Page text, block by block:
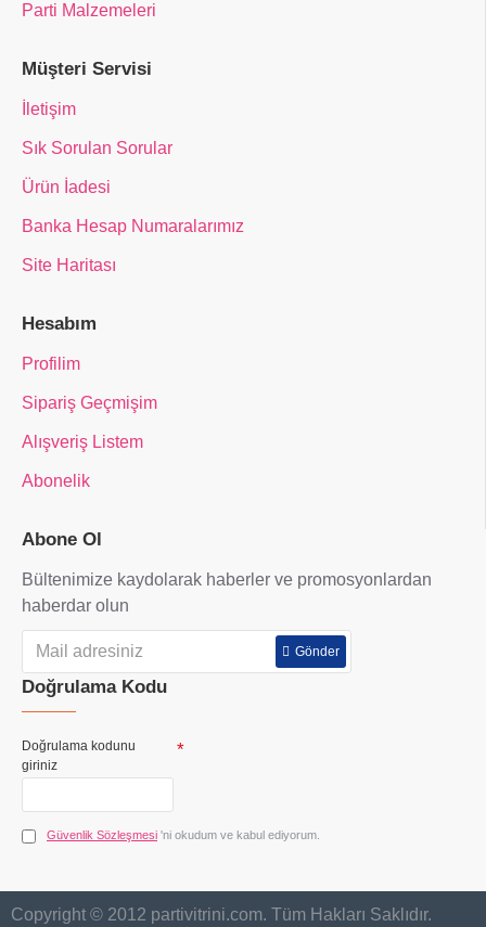
Parti Malzemeleri
Müşteri Servisi
İletişim
Sık Sorulan Sorular
Ürün İadesi
Banka Hesap Numaralarımız
Site Haritası
Hesabım
Profilim
Sipariş Geçmişim
Alışveriş Listem
Abonelik
Abone Ol
Bültenimize kaydolarak haberler ve promosyonlardan
haberdar olun
Gönder
Doğrulama Kodu
Doğrulama kodunu
giriniz
Güvenlik Sözleşmesi 'ni okudum ve kabul ediyorum.
Copyright © 2012 partivitrini.com. Tüm Hakları Saklıdır.